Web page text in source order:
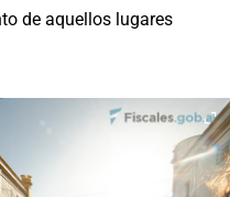
de aquellos lugares